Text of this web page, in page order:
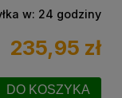
w: 24 godziny
235,95 zł
DO KOSZYKA